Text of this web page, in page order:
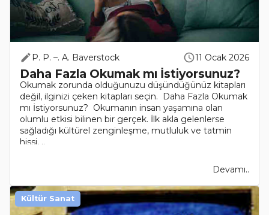
P. P. –. A. Baverstock 11 Ocak 2026
Daha Fazla Okumak mı İstiyorsunuz?
Okumak zorunda olduğunuzu düşündüğünüz kitapları
değil, ilginizi çeken kitapları seçin. Daha Fazla Okumak
mı İstiyorsunuz? Okumanın insan yaşamına olan
olumlu etkisi bilinen bir gerçek. İlk akla gelenlerse
sağladığı kültürel zenginleşme, mutluluk ve tatmin
hissi, ..
Devamı..
Kültür Sanat